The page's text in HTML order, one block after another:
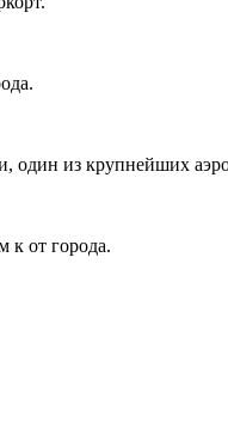
из крупнейших
к от города.